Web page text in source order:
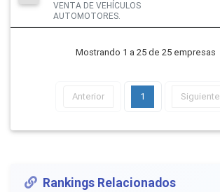
VENTA DE VEHÍCULOS
AUTOMOTORES.
Mostrando 1 a 25 de 25 empresas
Anterior 1 Siguiente
Rankings Relacionados